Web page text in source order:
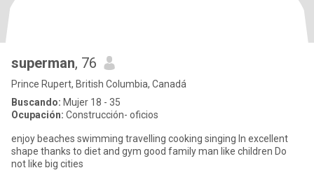
superman, 76
Prince Rupert, British Columbia, Canadá
Buscando: Mujer 18 - 35
Ocupación: Construcción- oficios
enjoy beaches swimming travelling cooking singing In excellent
shape thanks to diet and gym good family man like children Do
not like big cities